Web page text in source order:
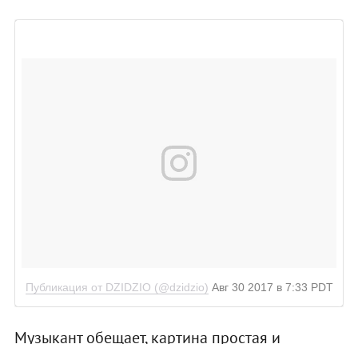
Публикация от DZIDZIO (@dzidzio) Авг 30 2017 в 7:33 PDT
Музыкант обещает, картина простая и